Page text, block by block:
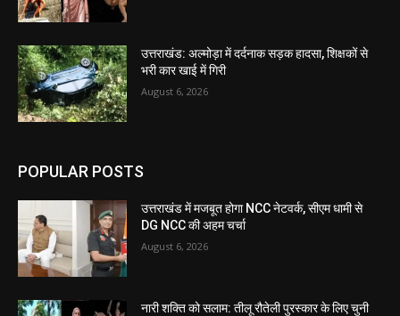
उत्तराखंड: अल्मोड़ा में दर्दनाक सड़क हादसा, शिक्षकों से
भरी कार खाई में गिरी
August 6, 2026
POPULAR POSTS
उत्तराखंड में मजबूत होगा NCC नेटवर्क, सीएम धामी से
DG NCC की अहम चर्चा
August 6, 2026
नारी शक्ति को सलाम: तीलू रौतेली पुरस्कार के लिए चुनी